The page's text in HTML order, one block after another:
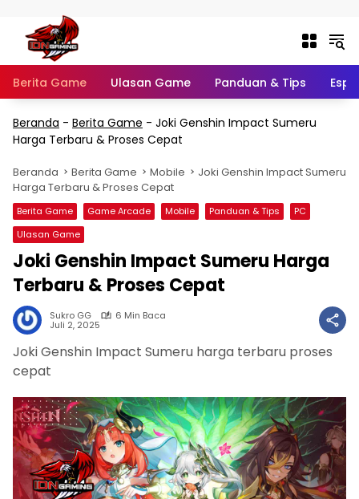
Berita Game Ulasan Game Panduan & Tips
Beranda - Berita Game - Joki Genshin Impact Sumeru
Harga Terbaru & Proses Cepat
Beranda Berita Game Mobile
Joki Genshin Impact Sumeru
Harga Terbaru & Proses Cepat
Berita Game Game Arcade Mobile Panduan & Tips
PC
Ulasan Game
Joki Genshin Impact Sumeru Harga
Terbaru & Proses Cepat
Sukro GG 6 Min Baca
Juli 2, 2025
Joki Genshin Impact Sumeru harga terbaru proses
cepat